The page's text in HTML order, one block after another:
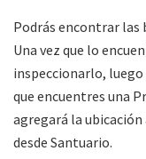
Podrás encontrar las
Una vez que lo
inspeccionarlo, luego
que encuentres una
agregará la
desde Santuario.